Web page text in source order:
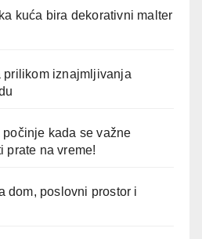
kuća bira dekorativni malter
prilikom iznajmljivanja
kada se važne
prate na vreme!
dom, poslovni prostor i